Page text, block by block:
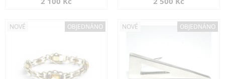
NOVÉ OBJEDNÁNO NOVÉ OBJEDNÁNO